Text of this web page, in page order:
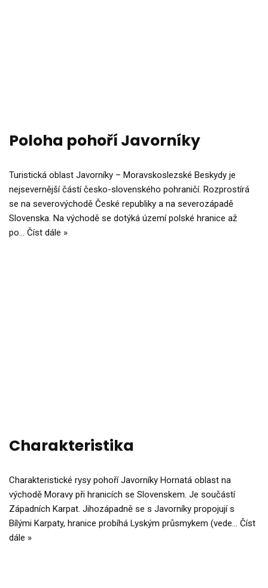
Poloha pohoří Javorníky
Turistická oblast Javorníky – Moravskoslezské Beskydy je
nejsevernější částí česko-slovenského pohraničí. Rozprostírá
se na severovýchodě České republiky a na severozápadě
Slovenska. Na východě se dotýká území polské hranice až
po… Číst dále »
Charakteristika
Charakteristické rysy pohoří Javorníky Hornatá oblast na
východě Moravy při hranicích se Slovenskem. Je součástí
Západních Karpat. Jihozápadně se s Javorníky propojují s
Bílými Karpaty, hranice probíhá Lyským průsmykem (vede… Číst
dále »